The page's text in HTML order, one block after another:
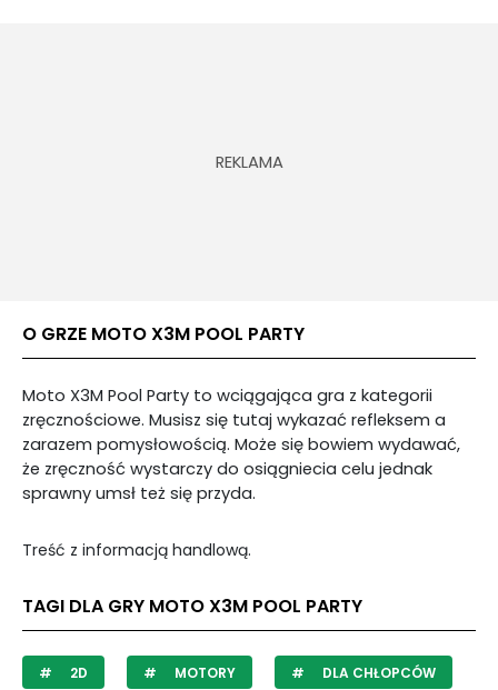
O GRZE MOTO X3M POOL PARTY
Moto X3M Pool Party to wciągająca gra z kategorii
zręcznościowe. Musisz się tutaj wykazać refleksem a
zarazem pomysłowością. Może się bowiem wydawać,
że zręczność wystarczy do osiągniecia celu jednak
sprawny umsł też się przyda.
Treść z informacją handlową.
TAGI DLA GRY MOTO X3M POOL PARTY
2D MOTORY DLA CHŁOPCÓW